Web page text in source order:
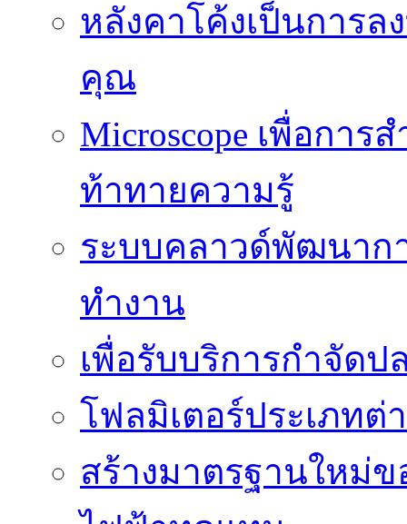
หลังคาโค้งเป็นการ
คุณ
Microscope เพื่อกา
ท้าทายความรู้
ระบบคลาวด์พัฒนาก
ทำงาน
เพื่อรับบริการกำจัด
โฟลมิเตอร์ประเภทต่
สร้างมาตรฐานใหม่ข